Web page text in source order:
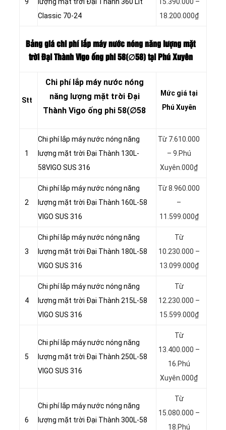
9
lượng mặt trời Đại Thành 360 Lít
Classic 70-24
15.390.000 –
18.200.000₫
Bảng giá chi phí lắp máy nước nóng năng lượng mặt
trời Đại Thành Vigo ống phi 58(∅58) tại Phú Xuyên
Stt
Chi phí lắp máy nước nóng
năng lượng mặt trời Đại
Thành Vigo ống phi 58(∅58
Mức giá tại
Phú Xuyên
1
Chi phí lắp máy nước nóng năng
lượng mặt trời Đại Thành 130L-
58VIGO SUS 316
Từ 7.610.000
– 9.Phú
Xuyên.000₫
2
Chi phí lắp máy nước nóng năng
lượng mặt trời Đại Thành 160L-58
VIGO SUS 316
Từ 8.960.000
–
11.599.000₫
3
Chi phí lắp máy nước nóng năng
lượng mặt trời Đại Thành 180L-58
VIGO SUS 316
Từ
10.230.000 –
13.099.000₫
4
Chi phí lắp máy nước nóng năng
lượng mặt trời Đại Thành 215L-58
VIGO SUS 316
Từ
12.230.000 –
15.599.000₫
5
Chi phí lắp máy nước nóng năng
lượng mặt trời Đại Thành 250L-58
VIGO SUS 316
Từ
13.400.000 –
16.Phú
Xuyên.000₫
6
Chi phí lắp máy nước nóng năng
lượng mặt trời Đại Thành 300L-58
Từ
15.080.000 –
18.Phú